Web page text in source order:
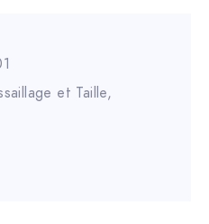
et Taille,